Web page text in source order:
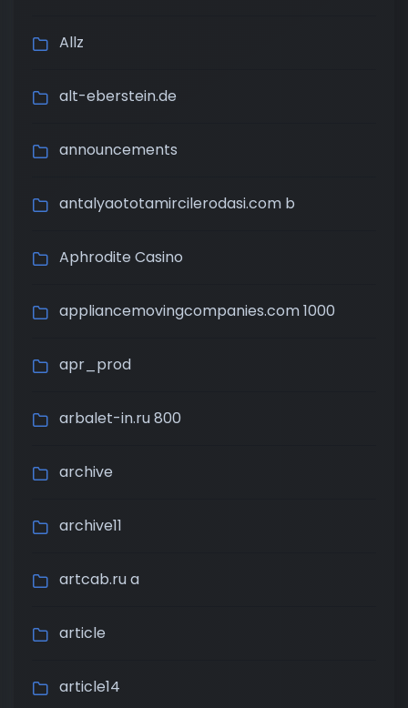
Allz
alt-eberstein.de
announcements
antalyaototamircilerodasi.com b
Aphrodite Casino
appliancemovingcompanies.com 1000
apr_prod
arbalet-in.ru 800
archive
archive11
artcab.ru a
article
article14